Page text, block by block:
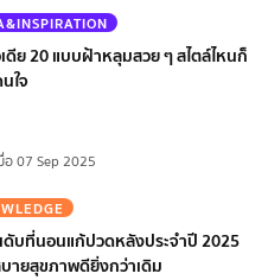
เดีย 20 แบบฝ้าหลุมสวย ๆ สไตล์ไหนก็
ใจ
อ 07 Sep 2025
บที่นอนแก้ปวดหลังประจำปี 2025
ายสุขภาพดียิ่งกว่าเดิม